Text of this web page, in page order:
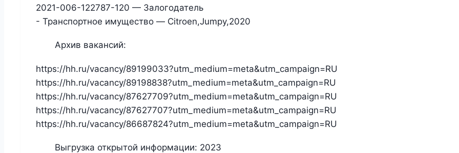
2021-006-122787-120 — Залогодатель
- Транспортное имущество — Citroen,Jumpy,2020
Архив вакансий:
https://hh.ru/vacancy/89199033?utm_medium=meta&utm_campaign=RU
https://hh.ru/vacancy/89198838?utm_medium=meta&utm_campaign=RU
https://hh.ru/vacancy/87627709?utm_medium=meta&utm_campaign=RU
https://hh.ru/vacancy/87627707?utm_medium=meta&utm_campaign=RU
https://hh.ru/vacancy/86687824?utm_medium=meta&utm_campaign=RU
Выгрузка открытой информации: 2023